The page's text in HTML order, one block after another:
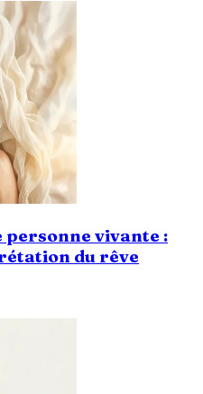
personne vivante :
du rêve